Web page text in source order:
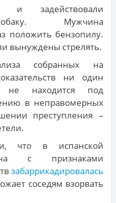
задействовали
Мужчина
положить бензопилу.
вынуждены стрелять.
собранных на
ни один
не находится под
в неправомерных
преступления –
что в испанской
с признаками
забаррикадировалась
соседям взорвать